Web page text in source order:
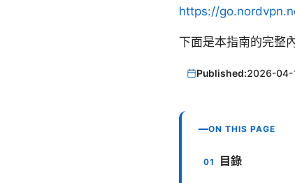
https://
下面是本指南的完整
Published:2026-04-
ON THIS PAGE
目錄